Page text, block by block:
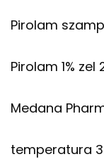
Pirolam
Pirolam 1% zel
Medana
temperatura